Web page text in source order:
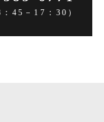
：45－17：30）